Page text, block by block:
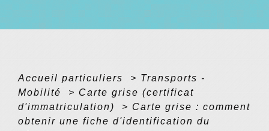
Accueil particuliers > Transports -
Mobilité
> Carte grise (certificat
d'immatriculation)
> Carte grise : comment
obtenir une fiche d'identification du